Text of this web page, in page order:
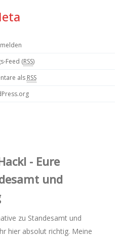
Feed (RSS)
als RSS
- Eure
und
zu Standesamt und
hier absolut richtig. Meine